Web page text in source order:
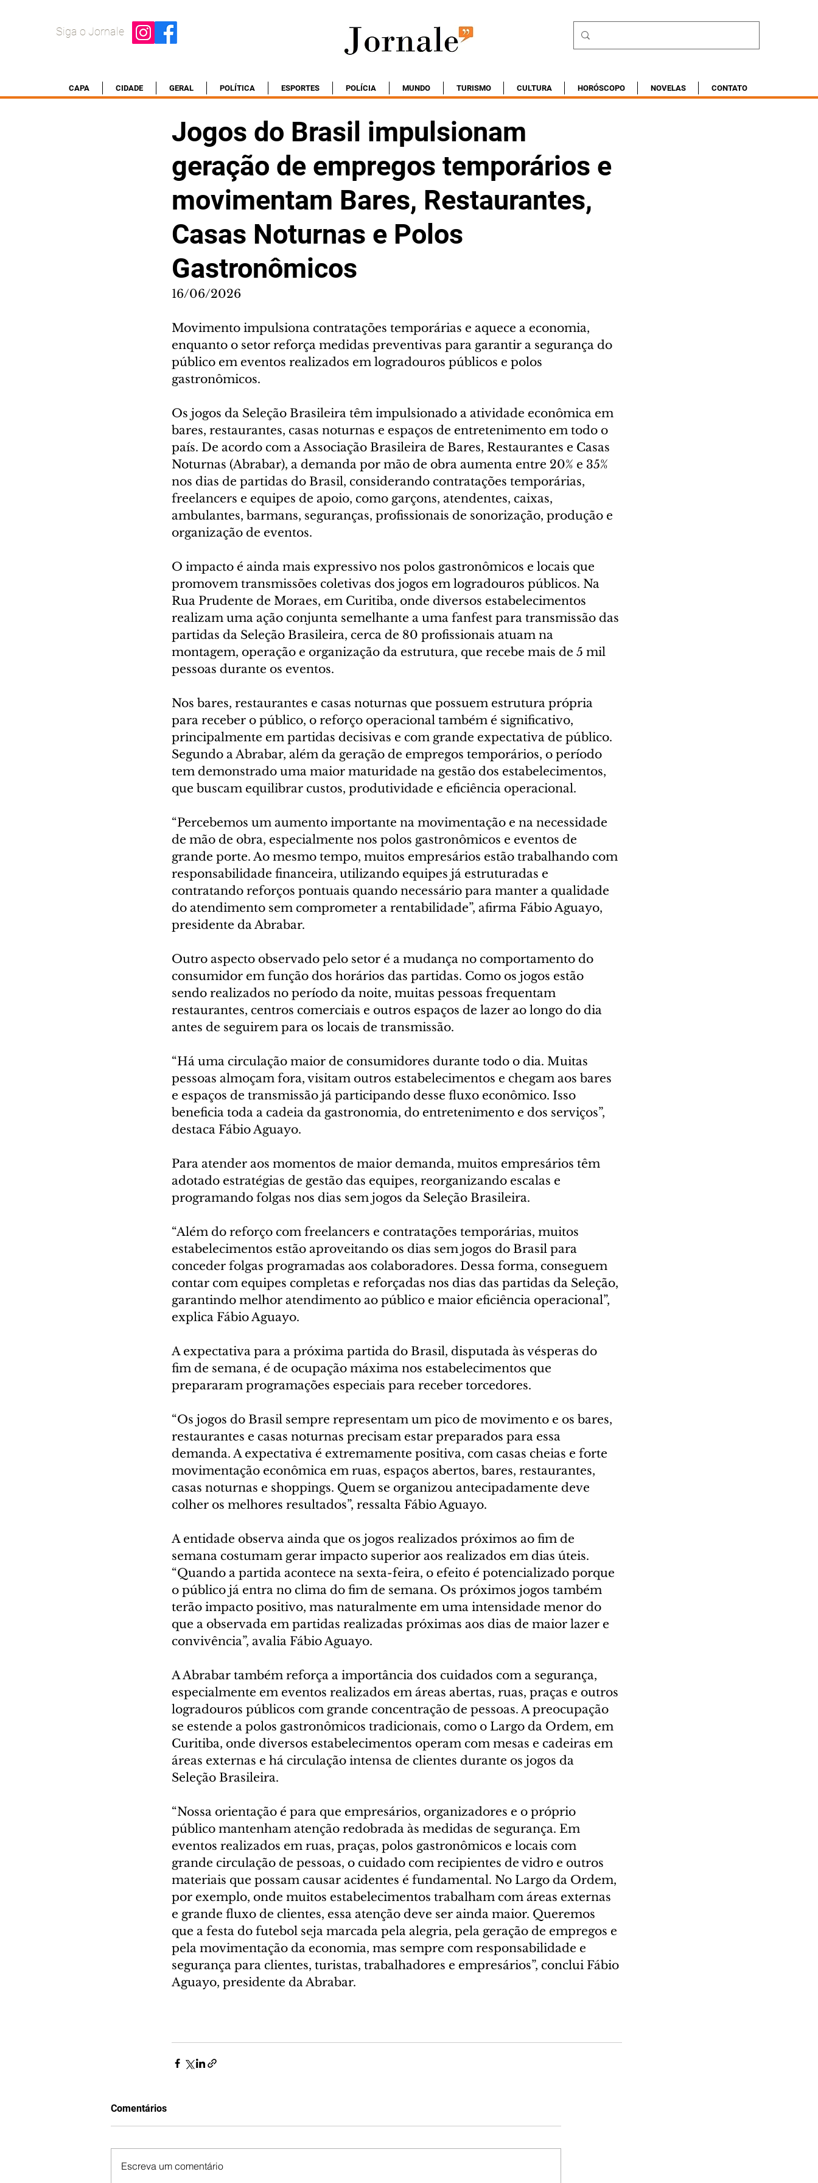
Siga o Jornale
CAPA CIDADE GERAL POLÍTICA ESPORTES POLÍCIA MUNDO TURISMO CULTURA HORÓSCOPO NOVELAS CONTATO
Jogos do Brasil impulsionam
geração de empregos temporários e
movimentam Bares, Restaurantes,
Casas Noturnas e Polos
Gastronômicos
16/06/2026
Movimento impulsiona contratações temporárias e aquece a economia,
enquanto o setor reforça medidas preventivas para garantir a segurança do
público em eventos realizados em logradouros públicos e polos
gastronômicos.
Os jogos da Seleção Brasileira têm impulsionado a atividade econômica em
bares, restaurantes, casas noturnas e espaços de entretenimento em todo o
país. De acordo com a Associação Brasileira de Bares, Restaurantes e Casas
Noturnas (Abrabar), a demanda por mão de obra aumenta entre 20% e 35%
nos dias de partidas do Brasil, considerando contratações temporárias,
freelancers e equipes de apoio, como garçons, atendentes, caixas,
ambulantes, barmans, seguranças, profissionais de sonorização, produção e
organização de eventos.
O impacto é ainda mais expressivo nos polos gastronômicos e locais que
promovem transmissões coletivas dos jogos em logradouros públicos. Na
Rua Prudente de Moraes, em Curitiba, onde diversos estabelecimentos
realizam uma ação conjunta semelhante a uma fanfest para transmissão das
partidas da Seleção Brasileira, cerca de 80 profissionais atuam na
montagem, operação e organização da estrutura, que recebe mais de 5 mil
pessoas durante os eventos.
Nos bares, restaurantes e casas noturnas que possuem estrutura própria
para receber o público, o reforço operacional também é significativo,
principalmente em partidas decisivas e com grande expectativa de público.
Segundo a Abrabar, além da geração de empregos temporários, o período
tem demonstrado uma maior maturidade na gestão dos estabelecimentos,
que buscam equilibrar custos, produtividade e eficiência operacional.
“Percebemos um aumento importante na movimentação e na necessidade
de mão de obra, especialmente nos polos gastronômicos e eventos de
grande porte. Ao mesmo tempo, muitos empresários estão trabalhando com
responsabilidade financeira, utilizando equipes já estruturadas e
contratando reforços pontuais quando necessário para manter a qualidade
do atendimento sem comprometer a rentabilidade”, afirma Fábio Aguayo,
presidente da Abrabar.
Outro aspecto observado pelo setor é a mudança no comportamento do
consumidor em função dos horários das partidas. Como os jogos estão
sendo realizados no período da noite, muitas pessoas frequentam
restaurantes, centros comerciais e outros espaços de lazer ao longo do dia
antes de seguirem para os locais de transmissão.
“Há uma circulação maior de consumidores durante todo o dia. Muitas
pessoas almoçam fora, visitam outros estabelecimentos e chegam aos bares
e espaços de transmissão já participando desse fluxo econômico. Isso
beneficia toda a cadeia da gastronomia, do entretenimento e dos serviços”,
destaca Fábio Aguayo.
Para atender aos momentos de maior demanda, muitos empresários têm
adotado estratégias de gestão das equipes, reorganizando escalas e
programando folgas nos dias sem jogos da Seleção Brasileira.
“Além do reforço com freelancers e contratações temporárias, muitos
estabelecimentos estão aproveitando os dias sem jogos do Brasil para
conceder folgas programadas aos colaboradores. Dessa forma, conseguem
contar com equipes completas e reforçadas nos dias das partidas da Seleção,
garantindo melhor atendimento ao público e maior eficiência operacional”,
explica Fábio Aguayo.
A expectativa para a próxima partida do Brasil, disputada às vésperas do
fim de semana, é de ocupação máxima nos estabelecimentos que
prepararam programações especiais para receber torcedores.
“Os jogos do Brasil sempre representam um pico de movimento e os bares,
restaurantes e casas noturnas precisam estar preparados para essa
demanda. A expectativa é extremamente positiva, com casas cheias e forte
movimentação econômica em ruas, espaços abertos, bares, restaurantes,
casas noturnas e shoppings. Quem se organizou antecipadamente deve
colher os melhores resultados”, ressalta Fábio Aguayo.
A entidade observa ainda que os jogos realizados próximos ao fim de
semana costumam gerar impacto superior aos realizados em dias úteis.
“Quando a partida acontece na sexta-feira, o efeito é potencializado porque
o público já entra no clima do fim de semana. Os próximos jogos também
terão impacto positivo, mas naturalmente em uma intensidade menor do
que a observada em partidas realizadas próximas aos dias de maior lazer e
convivência”, avalia Fábio Aguayo.
A Abrabar também reforça a importância dos cuidados com a segurança,
especialmente em eventos realizados em áreas abertas, ruas, praças e outros
logradouros públicos com grande concentração de pessoas. A preocupação
se estende a polos gastronômicos tradicionais, como o Largo da Ordem, em
Curitiba, onde diversos estabelecimentos operam com mesas e cadeiras em
áreas externas e há circulação intensa de clientes durante os jogos da
Seleção Brasileira.
“Nossa orientação é para que empresários, organizadores e o próprio
público mantenham atenção redobrada às medidas de segurança. Em
eventos realizados em ruas, praças, polos gastronômicos e locais com
grande circulação de pessoas, o cuidado com recipientes de vidro e outros
materiais que possam causar acidentes é fundamental. No Largo da Ordem,
por exemplo, onde muitos estabelecimentos trabalham com áreas externas
e grande fluxo de clientes, essa atenção deve ser ainda maior. Queremos
que a festa do futebol seja marcada pela alegria, pela geração de empregos e
pela movimentação da economia, mas sempre com responsabilidade e
segurança para clientes, turistas, trabalhadores e empresários”, conclui Fábio
Aguayo, presidente da Abrabar.
Comentários
Escreva um comentário